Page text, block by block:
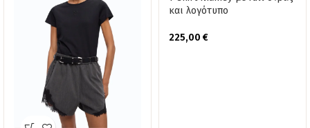
και λογότυπο
225,00 €